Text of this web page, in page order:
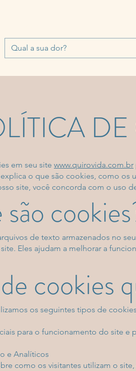
em seu site www.quirovida.com.br
o que são cookies, como
site, você concorda com o uso
de texto armazenados no
Eles ajudam a melhorar a
cookies
os seguintes tipos de
para o funcionamento do site
e Analíticos
como os visitantes utilizam o